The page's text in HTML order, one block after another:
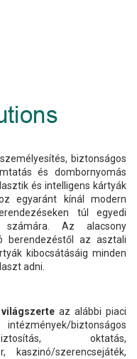
biztonságos
és dombornyomás
és intelligens kártyák
egyaránt kínál modern
túl egyedi
Az alacsony
berendezéstől az asztali
kibocsátásáig minden
adni.
az alábbi piaci
biztonságos
oktatás,
kaszinó/szerencsejáték,